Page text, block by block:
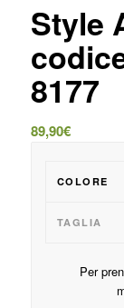
Style
8177
89,90€
COLORE
TAGLIA
Per